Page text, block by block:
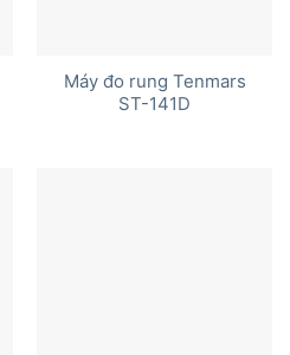
Máy đo rung Tenmars
ST-141D